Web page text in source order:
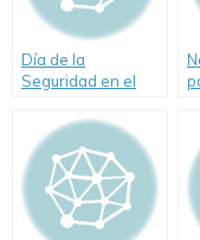
Día de la
Seguridad en el
los siniestros viales